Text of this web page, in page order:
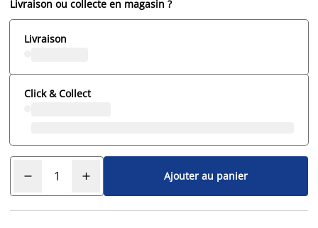
Livraison ou collecte en magasin ?
Livraison
Click & Collect
Ajouter au panier